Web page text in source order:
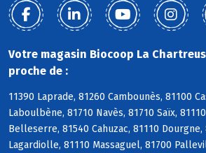
Votre magasin Biocoop La
proche de :
11390 Laprade, 81260 Cambounès, 81100
Laboulbène, 81710 Navès, 81710 Saïx,
Belleserre, 81540 Cahuzac, 81110
Lagardiolle, 81110 Massaguel, 81700